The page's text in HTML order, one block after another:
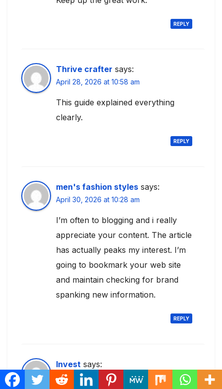
REPLY
Thrive crafter says:
April 28, 2026 at 10:58 am
This guide explained everything
clearly.
REPLY
men's fashion styles says:
April 30, 2026 at 10:28 am
I’m often to blogging and i really
appreciate your content. The article
has actually peaks my interest. I’m
going to bookmark your web site
and maintain checking for brand
spanking new information.
REPLY
Invest says:
April 30, 2026 at 11:34 am